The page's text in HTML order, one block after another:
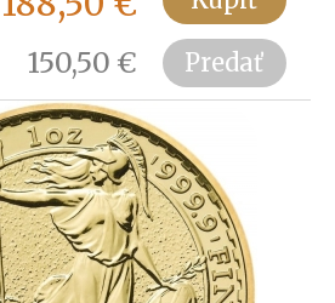
150,50 € Predať